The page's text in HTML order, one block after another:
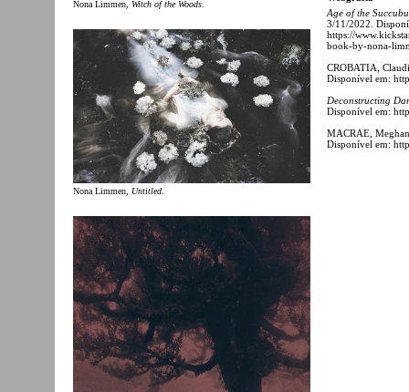
Nona Limmen, Witch of the Woods.
Nona Limmen, Untitled.
Age of the
3/11/2022.
https://
book-by-nona-
CROBATIA,
Disponível em:
Deconstructing
Disponível em:
MACRAE,
Disponível em: